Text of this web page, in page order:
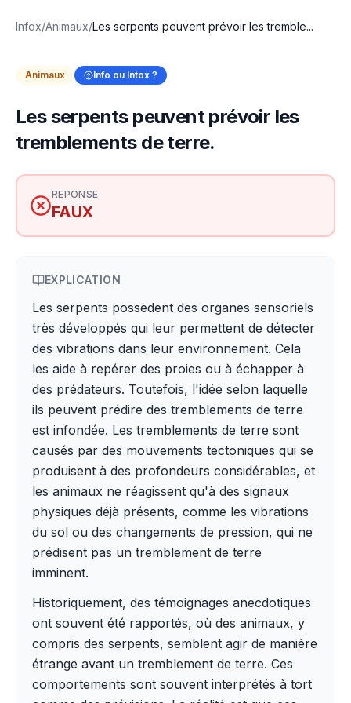
Infox/Animaux/Les serpents peuvent prévoir les tremble...
Animaux Info ou Intox ?
Les serpents peuvent prévoir les
tremblements de terre.
REPONSE
FAUX
EXPLICATION
Les serpents possèdent des organes sensoriels
très développés qui leur permettent de détecter
des vibrations dans leur environnement. Cela
les aide à repérer des proies ou à échapper à
des prédateurs. Toutefois, l'idée selon laquelle
ils peuvent prédire des tremblements de terre
est infondée. Les tremblements de terre sont
causés par des mouvements tectoniques qui se
produisent à des profondeurs considérables, et
les animaux ne réagissent qu'à des signaux
physiques déjà présents, comme les vibrations
du sol ou des changements de pression, qui ne
prédisent pas un tremblement de terre
imminent.
Historiquement, des témoignages anecdotiques
ont souvent été rapportés, où des animaux, y
compris des serpents, semblent agir de manière
étrange avant un tremblement de terre. Ces
comportements sont souvent interprétés à tort